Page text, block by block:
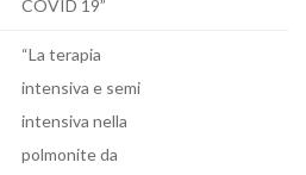
COVID 19”
“La terapia
intensiva e semi
intensiva nella
polmonite da